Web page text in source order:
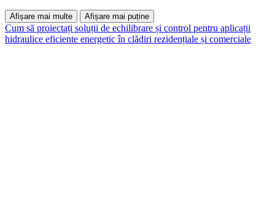
Afișare mai multe Afișare mai puține
Cum să proiectați soluții de echilibrare și control pentru aplicații
hidraulice eficiente energetic în clădiri rezidențiale și comerciale